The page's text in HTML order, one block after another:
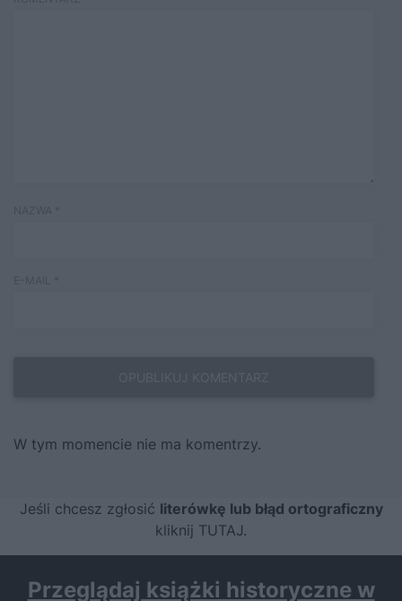
W tym momencie nie ma komentrzy.
Jeśli chcesz zgłosić literówkę lub błąd ortograficzny
kliknij TUTAJ.
Przeglądaj książki historyczne w